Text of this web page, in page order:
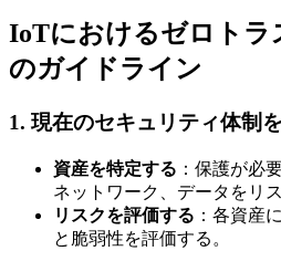
IoTにおけるゼロトラ
のガイドライン
1. 現在のセキュリティ体制
資産を特定する ：保護が必
ネットワーク、データをリ
リスクを評価する ：各資産
と脆弱性を評価する。